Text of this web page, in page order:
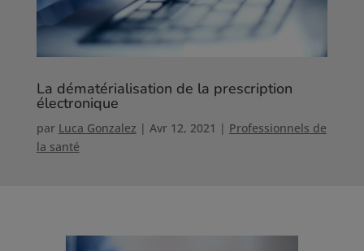
La dématérialisation de la prescription
électronique
par Luca Gonzalez | Avr 12, 2021 | Professionnels de
la santé